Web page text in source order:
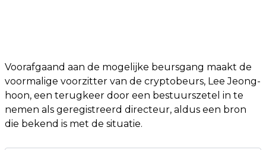
Voorafgaand aan de mogelijke beursgang maakt de
voormalige voorzitter van de cryptobeurs, Lee Jeong-
hoon, een terugkeer door een bestuurszetel in te
nemen als geregistreerd directeur, aldus een bron
die bekend is met de situatie.